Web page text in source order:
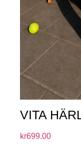
VITA
kr699.00